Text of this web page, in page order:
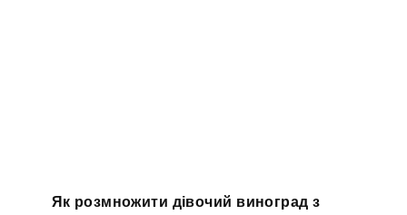
Як розмножити дівочий виноград з